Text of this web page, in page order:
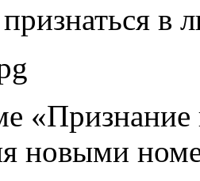
в
«Признание
новыми